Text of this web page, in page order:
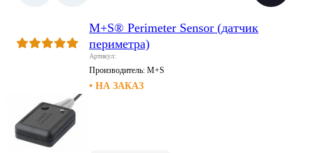
M+S® Perimeter Sensor (датчик
периметра)
Артикул:
Производитель: M+S
• НА ЗАКАЗ